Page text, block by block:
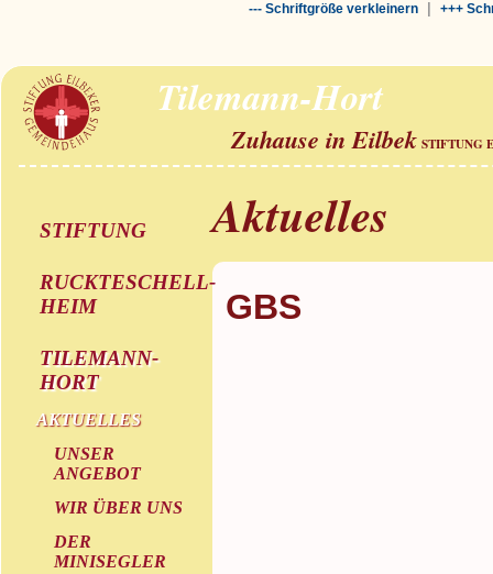
--- Schriftgröße verkleinern| +++
Tilemann-Hort
Zuhause in Eilbek STIFTUNG
STIFTUNG
RUCKTESCHELL-
HEIM
TILEMANN-
HORT
AKTUELLES
UNSER
ANGEBOT
WIR ÜBER UNS
DER
MINISEGLER
Aktuelles
GBS